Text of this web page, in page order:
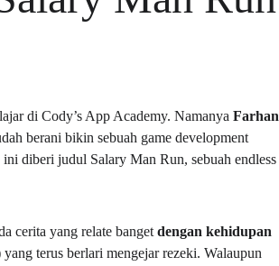
di Cody’s App Academy. Namanya Farhan
berani bikin sebuah game development
diberi judul Salary Man Run, sebuah endless
cerita yang relate banget dengan kehidupan
terus berlari mengejar rezeki. Walaupun